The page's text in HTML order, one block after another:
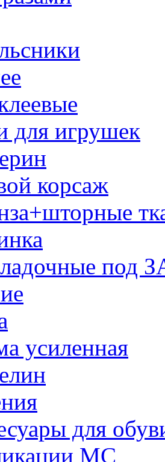
для игрушек
корсаж
под
усиленная
для
МС